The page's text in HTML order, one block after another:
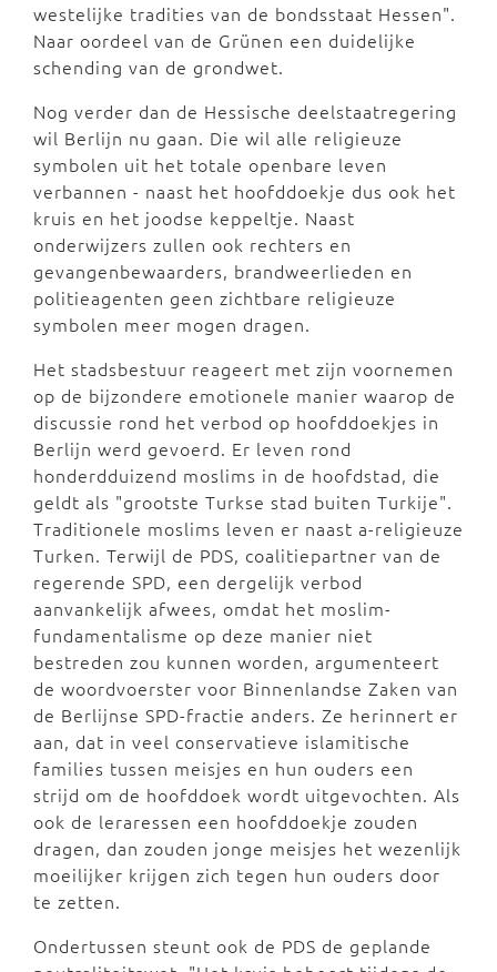
westelijke tradities van de bondsstaat Hessen".
Naar oordeel van de Grünen een duidelijke
schending van de grondwet.
Nog verder dan de Hessische deelstaatregering
wil Berlijn nu gaan. Die wil alle religieuze
symbolen uit het totale openbare leven
verbannen - naast het hoofddoekje dus ook het
kruis en het joodse keppeltje. Naast
onderwijzers zullen ook rechters en
gevangenbewaarders, brandweerlieden en
politieagenten geen zichtbare religieuze
symbolen meer mogen dragen.
Het stadsbestuur reageert met zijn voornemen
op de bijzondere emotionele manier waarop de
discussie rond het verbod op hoofddoekjes in
Berlijn werd gevoerd. Er leven rond
honderdduizend moslims in de hoofdstad, die
geldt als "grootste Turkse stad buiten Turkije".
Traditionele moslims leven er naast a-religieuze
Turken. Terwijl de PDS, coalitiepartner van de
regerende SPD, een dergelijk verbod
aanvankelijk afwees, omdat het moslim-
fundamentalisme op deze manier niet
bestreden zou kunnen worden, argumenteert
de woordvoerster voor Binnenlandse Zaken van
de Berlijnse SPD-fractie anders. Ze herinnert er
aan, dat in veel conservatieve islamitische
families tussen meisjes en hun ouders een
strijd om de hoofddoek wordt uitgevochten. Als
ook de leraressen een hoofddoekje zouden
dragen, dan zouden jonge meisjes het wezenlijk
moeilijker krijgen zich tegen hun ouders door
te zetten.
Ondertussen steunt ook de PDS de geplande